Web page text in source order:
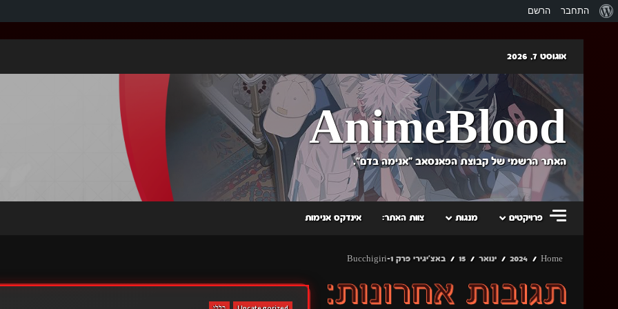
אודות
התחבר הרשם
content
אוגוסט 7, 2026
AnimeBlood
האתר הרשמי של קבוצת הפאנסאב "אנימה בדם".
פרויקטים מנגות צוות האתר: אינדקס אנימות
Home
2024 ינואר 15 באצ'יגירי פרק 1-Bucchigiri